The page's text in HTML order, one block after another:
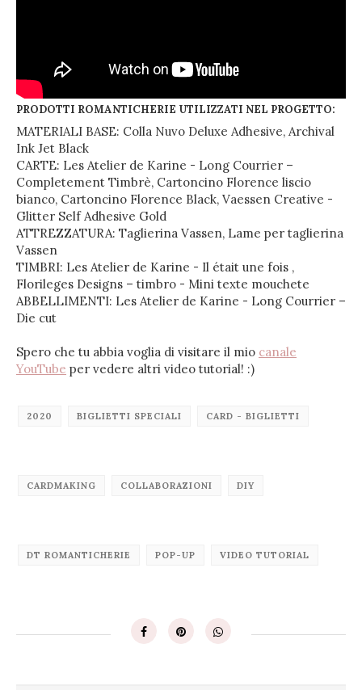
PRODOTTI ROMANTICHERIE UTILIZZATI NEL PROGETTO:
MATERIALI BASE: Colla Nuvo Deluxe Adhesive, Archival
Ink Jet Black
CARTE: Les Atelier de Karine - Long Courrier –
Completement Timbrè, Cartoncino Florence liscio
bianco, Cartoncino Florence Black, Vaessen Creative -
Glitter Self Adhesive Gold
ATTREZZATURA: Taglierina Vassen, Lame per taglierina
Vassen
TIMBRI: Les Atelier de Karine - Il était une fois ,
Florileges Designs – timbro - Mini texte mouchete
ABBELLIMENTI: Les Atelier de Karine - Long Courrier –
Die cut
Spero che tu abbia voglia di visitare il mio canale
YouTube per vedere altri video tutorial! :)
2020 BIGLIETTI SPECIALI CARD - BIGLIETTI
CARDMAKING COLLABORAZIONI DIY
DT ROMANTICHERIE POP-UP VIDEO TUTORIAL